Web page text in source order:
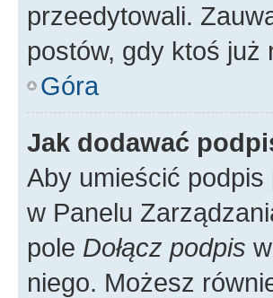
przeedytowali.
postów, gdy ktoś już
Góra
Jak dodawać
Aby umieścić
w Panelu
pole Dołącz podpis
niego. Możesz